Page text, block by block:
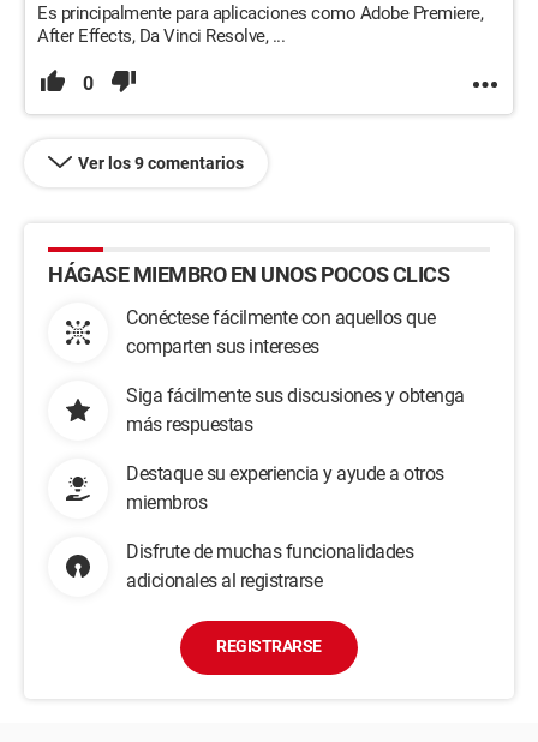
Es principalmente para aplicaciones como Adobe Premiere,
After Effects, Da Vinci Resolve, ...
0
Ver los 9 comentarios
HÁGASE MIEMBRO EN UNOS POCOS CLICS
Conéctese fácilmente con aquellos que
comparten sus intereses
Siga fácilmente sus discusiones y obtenga
más respuestas
Destaque su experiencia y ayude a otros
miembros
Disfrute de muchas funcionalidades
adicionales al registrarse
REGISTRARSE